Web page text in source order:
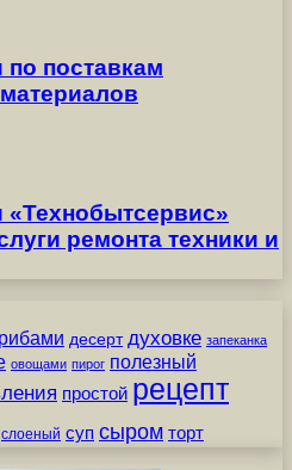
поставкам
ремонта техники и
десерт духовке запеканка
овощами пирог полезный
простой рецепт
слоеный суп сыром торт